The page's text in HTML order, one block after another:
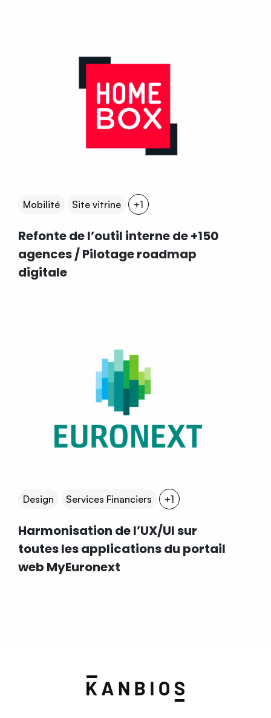
Mobilité Site vitrine +1
Refonte de l’outil interne de +150
agences / Pilotage roadmap
digitale
Design Services Financiers +1
Harmonisation de l’UX/UI sur
toutes les applications du portail
web MyEuronext